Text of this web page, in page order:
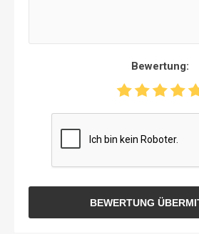
Bewertung:
BEWERTUNG